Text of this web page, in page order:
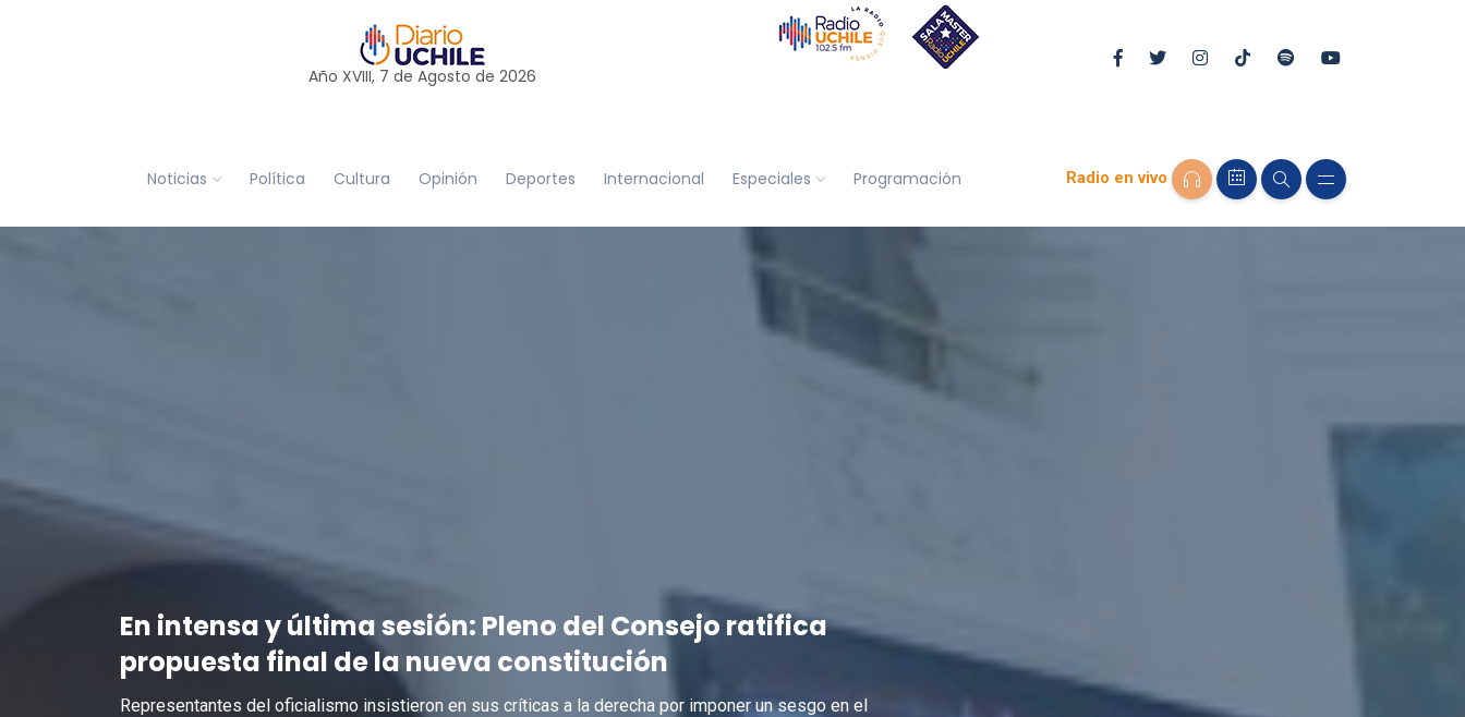
Año XVIII, 7 de Agosto de 2026
Noticias Política Cultura Opinión Deportes Internacional Especiales Programación Radio en vivo
En intensa y última sesión: Pleno del Consejo ratifica
propuesta final de la nueva constitución
Representantes del oficialismo insistieron en sus críticas a la derecha por imponer un sesgo en el